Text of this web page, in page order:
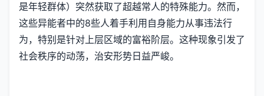
是年轻群体）突然获取了超越常人的特殊能力。然而，
这些异能者中的8些人着手利用自身能力从事违法行
为，特别是针对上层区域的富裕阶层。这种现象引发了
社会秩序的动荡，治安形势日益严峻。